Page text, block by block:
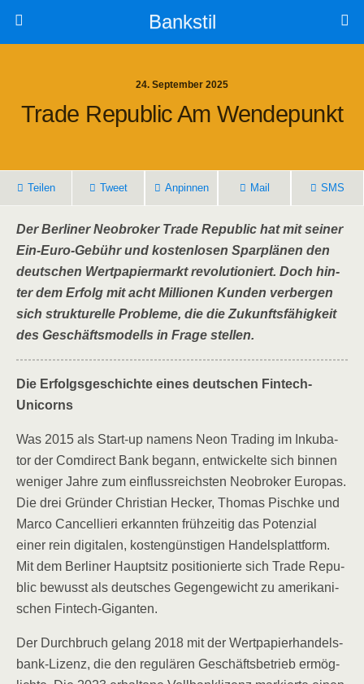
Bankstil
24. September 2025
Trade Repu­blic Am Wendepunkt
Tei­len Tweet Anpin­nen Mail SMS
Der Ber­li­ner Neo­bro­ker Trade Repu­blic hat mit sei­ner
Ein-Euro-Gebühr und kos­ten­lo­sen Spar­plä­nen den
deut­schen Wert­pa­pier­markt revo­lu­tio­niert. Doch hin­
ter dem Erfolg mit acht Mil­lio­nen Kun­den ver­ber­gen
sich struk­tu­rel­le Pro­ble­me, die die Zukunfts­fä­hig­keit
des Geschäfts­mo­dells in Fra­ge stellen.
Die Erfolgs­ge­schich­te eines deut­schen Fintech-
Unicorns
Was 2015 als Start-up namens Neon Tra­ding im Inku­ba­
tor der Com­di­rect Bank begann, ent­wi­ckel­te sich bin­nen
weni­ger Jah­re zum ein­fluss­reichs­ten Neo­bro­ker Euro­pas.
Die drei Grün­der Chris­ti­an Hecker, Tho­mas Pisch­ke und
Mar­co Can­cel­lie­ri erkann­ten früh­zei­tig das Poten­zi­al
einer rein digi­ta­len, kos­ten­güns­ti­gen Han­dels­platt­form.
Mit dem Ber­li­ner Haupt­sitz posi­tio­nier­te sich Trade Repu­
blic bewusst als deut­sches Gegen­ge­wicht zu ame­ri­ka­ni­
schen Fintech-Giganten.
Der Durch­bruch gelang 2018 mit der Wert­pa­pier­han­dels­
bank-Lizenz, die den regu­lä­ren Geschäfts­be­trieb ermög­